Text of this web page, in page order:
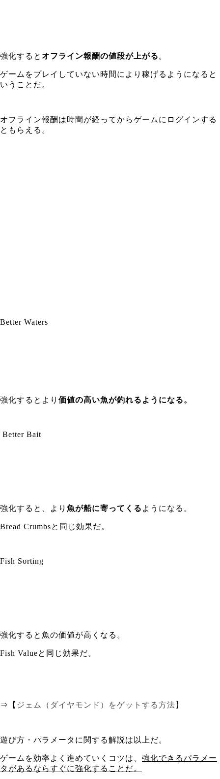
強化すると オフライン報酬の値段が上がる 。
ゲームをプレイしていない時間により稼げるようになると
いうことだ。
オフライン報酬は時間が経ってからゲームにログインする
ともらえる。
Better Waters
強化するとより 価値の高い魚が釣れるようになる。
Better Bait
強化すると、より 魚が船に寄ってくる ようになる。
Bread Crumbsと同じ効果だ。
Fish Sorting
強化すると魚の価値が高くなる。
Fish Valueと同じ効果だ。
⇒【 ジェム（ダイヤモンド）をゲットする方法 】
遊び方・パラメータに関する解説は以上だ。
ゲームを効率よく進めていくコツは、 強化できるパラメー
タがあるならすぐに強化することだ。